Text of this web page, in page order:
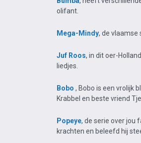
olifant.
Mega-Mindy, de vlaamse
Juf Roos, in dit oer-
liedjes.
Bobo , Bobo is een vrolijk
Krabbel en beste vriend
Popeye, de serie over jou
krachten en beleefd hij